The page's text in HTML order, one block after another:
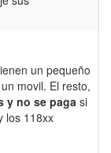
un pequeño
movil. El resto,
y no se pagasi
los 118xx